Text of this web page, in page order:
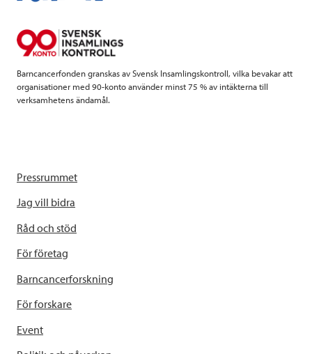
k
Barncancerfonden granskas av Svensk Insamlingskontroll, vilka bevakar att
organisationer med 90-konto använder minst 75 % av intäkterna till
verksamhetens ändamål.
Pressrummet
Jag vill bidra
Råd och stöd
För företag
Barncancerforskning
För forskare
Event